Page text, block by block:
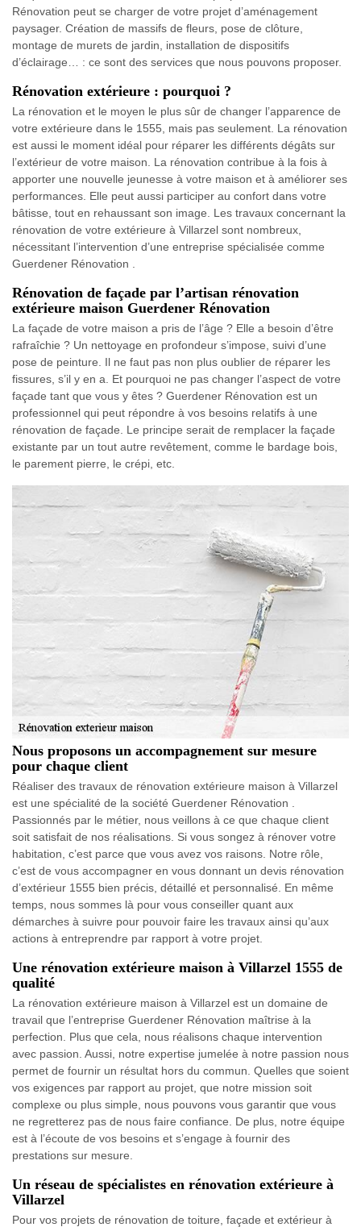
Rénovation peut se charger de votre projet d’aménagement
paysager. Création de massifs de fleurs, pose de clôture,
montage de murets de jardin, installation de dispositifs
d’éclairage… : ce sont des services que nous pouvons proposer.
Rénovation extérieure : pourquoi ?
La rénovation et le moyen le plus sûr de changer l’apparence de
votre extérieure dans le 1555, mais pas seulement. La rénovation
est aussi le moment idéal pour réparer les différents dégâts sur
l’extérieur de votre maison. La rénovation contribue à la fois à
apporter une nouvelle jeunesse à votre maison et à améliorer ses
performances. Elle peut aussi participer au confort dans votre
bâtisse, tout en rehaussant son image. Les travaux concernant la
rénovation de votre extérieure à Villarzel sont nombreux,
nécessitant l’intervention d’une entreprise spécialisée comme
Guerdener Rénovation .
Rénovation de façade par l’artisan rénovation
extérieure maison Guerdener Rénovation
La façade de votre maison a pris de l’âge ? Elle a besoin d’être
rafraîchie ? Un nettoyage en profondeur s’impose, suivi d’une
pose de peinture. Il ne faut pas non plus oublier de réparer les
fissures, s’il y en a. Et pourquoi ne pas changer l’aspect de votre
façade tant que vous y êtes ? Guerdener Rénovation est un
professionnel qui peut répondre à vos besoins relatifs à une
rénovation de façade. Le principe serait de remplacer la façade
existante par un tout autre revêtement, comme le bardage bois,
le parement pierre, le crépi, etc.
Nous proposons un accompagnement sur mesure
pour chaque client
Réaliser des travaux de rénovation extérieure maison à Villarzel
est une spécialité de la société Guerdener Rénovation .
Passionnés par le métier, nous veillons à ce que chaque client
soit satisfait de nos réalisations. Si vous songez à rénover votre
habitation, c’est parce que vous avez vos raisons. Notre rôle,
c’est de vous accompagner en vous donnant un devis rénovation
d’extérieur 1555 bien précis, détaillé et personnalisé. En même
temps, nous sommes là pour vous conseiller quant aux
démarches à suivre pour pouvoir faire les travaux ainsi qu’aux
actions à entreprendre par rapport à votre projet.
Une rénovation extérieure maison à Villarzel 1555 de
qualité
La rénovation extérieure maison à Villarzel est un domaine de
travail que l’entreprise Guerdener Rénovation maîtrise à la
perfection. Plus que cela, nous réalisons chaque intervention
avec passion. Aussi, notre expertise jumelée à notre passion nous
permet de fournir un résultat hors du commun. Quelles que soient
vos exigences par rapport au projet, que notre mission soit
complexe ou plus simple, nous pouvons vous garantir que vous
ne regretterez pas de nous faire confiance. De plus, notre équipe
est à l’écoute de vos besoins et s’engage à fournir des
prestations sur mesure.
Un réseau de spécialistes en rénovation extérieure à
Villarzel
Pour vos projets de rénovation de toiture, façade et extérieur à